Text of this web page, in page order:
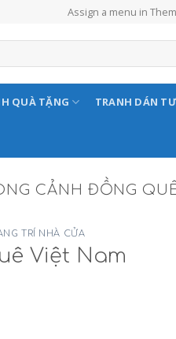
Assign a menu in
QUÀ TẶNG TRANH DÁN
CẢNH ĐỒNG
TRÍ NHÀ CỬA
Việt Nam